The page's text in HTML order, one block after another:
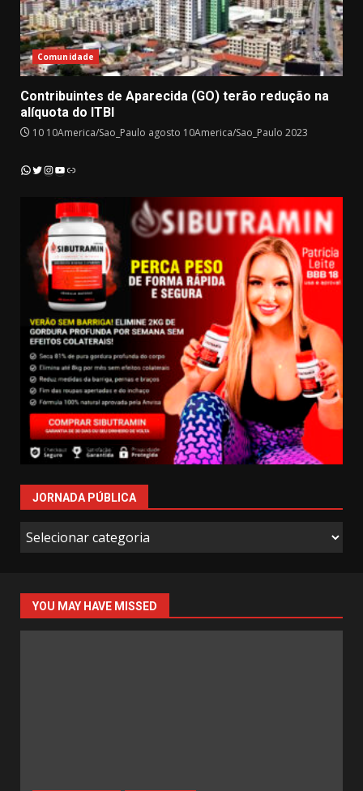
Comunidade
Contribuintes de Aparecida (GO) terão redução na
alíquota do ITBI
10 10America/Sao_Paulo agosto 10America/Sao_Paulo 2023
WhatsApp
Twitter
Instagram
YouTube
Link
JORNADA PÚBLICA
Jornada
Pública
YOU MAY HAVE MISSED